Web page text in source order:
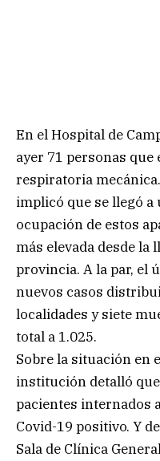
En el Hospital de
ayer 71 personas
respiratoria
implicó que se llegó
ocupación de estos
más elevada desde la
provincia. A la par, el
nuevos casos
localidades y siete
total a 1.025.
Sobre la situación en
institución detalló
pacientes internados
Covid-19 positivo. Y
Sala de Clínica